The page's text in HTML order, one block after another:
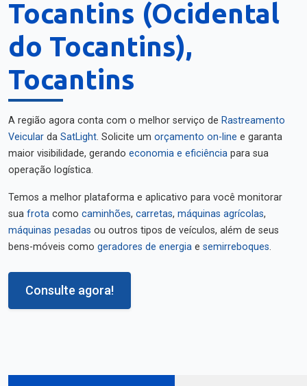
Tocantins (Ocidental
do Tocantins),
Tocantins
A região agora conta com o melhor serviço de Rastreamento
Veicular da SatLight. Solicite um orçamento on-line e garanta
maior visibilidade, gerando economia e eficiência para sua
operação logística.
Temos a melhor plataforma e aplicativo para você monitorar
sua frota como caminhões, carretas, máquinas agrícolas,
máquinas pesadas ou outros tipos de veículos, além de seus
bens-móveis como geradores de energia e semirreboques.
Consulte agora!